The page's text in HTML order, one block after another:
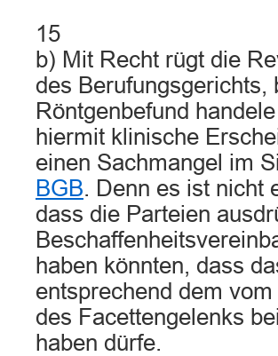
15
b) Mit Recht rügt die
des Berufungsgerichts,
Röntgenbefund
hiermit klinische
einen Sachmangel im
BGB. Denn es ist nicht
dass die Parteien
haben könnten, dass
entsprechend dem
des Facettengelenks
haben dürfe.